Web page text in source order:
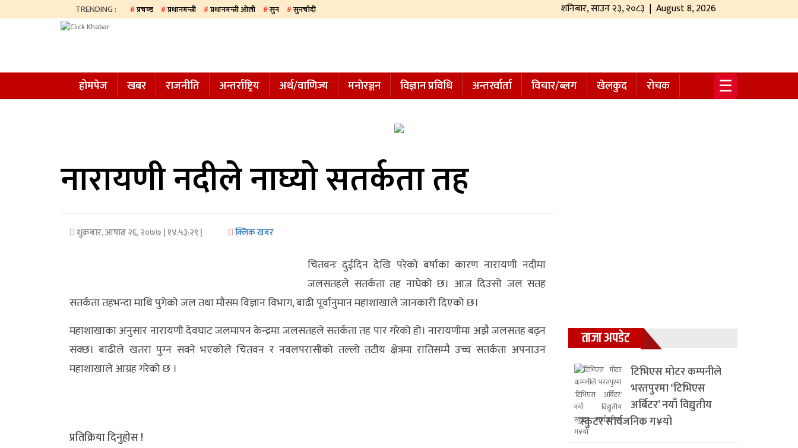
TRENDING : प्रचण्ड प्रधानमन्त्री प्रधानमन्त्री ओली सुन सुनचाँदी शनिबार,साउन२३,२०८३ | August 8, 2026
खबर
समाज
☰
होमपेज खबर राजनीति अन्तर्राष्ट्रिय अर्थ/वाणिज्य मनाेरञ्जन विज्ञान प्रविधि अन्तरर्वार्ता विचार/ब्लग खेलकुद
रोचक
नारायणी नदीले नाघ्यो सतर्कता तह
शुक्रबार, आषाढ २६, २०७७ | १४:५३:२९ | क्लिक खबर
चितवनः दुईदिन देखि परेको बर्षाका कारण नारायणी नदीमा
जलसतहले सतर्कता तह नाघेको छ। आज दिउसो जल सतह
सतर्कता तहभन्दा माथि पुगेको जल तथा मौसम विज्ञान विभाग, बाढी पूर्वानुमान महाशाखाले जानकारी दिएको छ।
महाशाखाका अनुसार नारायणी देवघाट जलमापन केन्द्रमा जलसतहले सतर्कता तह पार गरेको हो। नारायणीमा अझै जलसतह बढ्न
सक्छ। बाढीले खतरा पुग्‍न सक्ने भएकोले चितवन र नवलपरासीको तल्लो तटीय क्षेत्रमा रातिसम्मै उच्च सतर्कता अपनाउन
महाशाखाले आग्रह गरेको छ ।
प्रतिक्रिया दिनुहोस !
ताजा अपडेट
टिभिएस मोटर कम्पनीले
भरतपुरमा ‘टिभिएस
अर्बिटर’ नयाँ विद्युतीय
स्कुटर सार्वजनिक ग¥यो